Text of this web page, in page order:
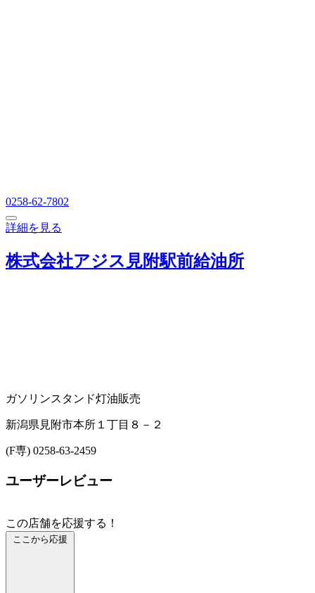
0258-62-7802
詳細を見る
株式会社アジス見附駅前給油所
ガソリンスタンド灯油販売
新潟県見附市本所１丁目８－２
(F専) 0258-63-2459
ユーザーレビュー
この店舗を応援する！
ここから応援